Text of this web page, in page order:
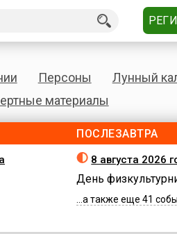
Персоны
Лунный
материалы
ПОСЛЕЗАВТРА
8 августа 2026
День
...а также еще 41